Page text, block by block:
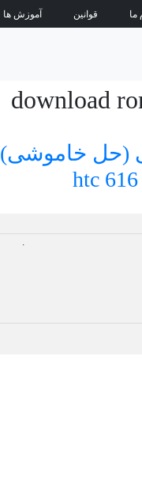
ما قوانین آموزش ها
download
(حل خاموشی)
htc
.